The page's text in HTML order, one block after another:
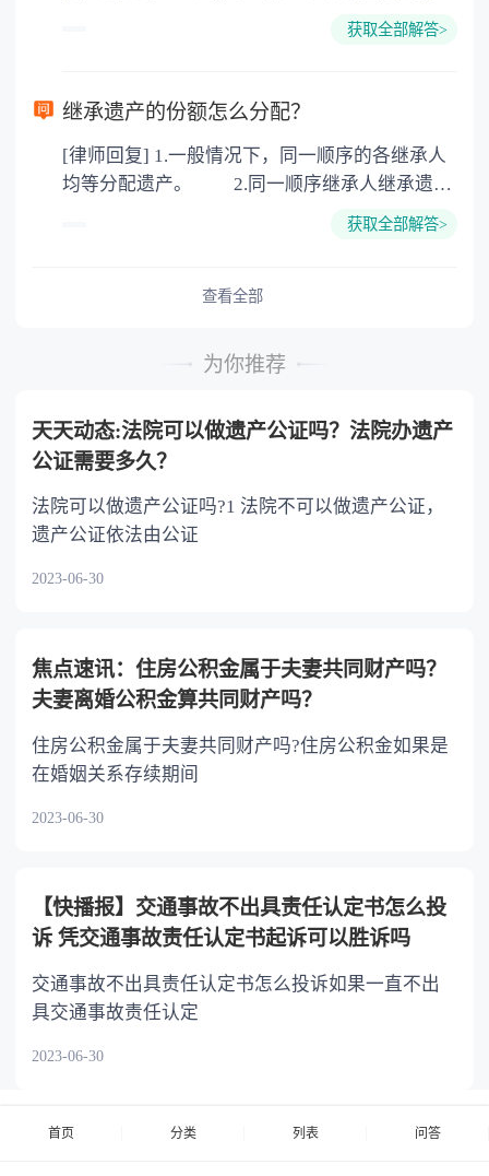
下都是不需要公证的，当然，如果需要公正的也
以防对财产继承发生纠纷，可以对遗产继承进行
公证。
获取全部解答>
继承遗产的份额怎么分配？
[律师回复] 1.一般情况下，同一顺序的各继承人
均等分配遗产。 2.同一顺序继承人继承遗产
或者与被继承人共同生活的继承人，分配遗产
的继承人，不尽扶养义务的，分配遗产时，应当
获取全部解答>
查看全部
为你推荐
天天动态:法院可以做遗产公证吗？法院办遗产
公证需要多久？
法院可以做遗产公证吗?1 法院不可以做遗产公证，
遗产公证依法由公证
2023-06-30
焦点速讯：住房公积金属于夫妻共同财产吗？
夫妻离婚公积金算共同财产吗？
住房公积金属于夫妻共同财产吗?住房公积金如果是
在婚姻关系存续期间
2023-06-30
【快播报】交通事故不出具责任认定书怎么投
诉 凭交通事故责任认定书起诉可以胜诉吗
交通事故不出具责任认定书怎么投诉如果一直不出
具交通事故责任认定
2023-06-30
首页 分类 列表 问答